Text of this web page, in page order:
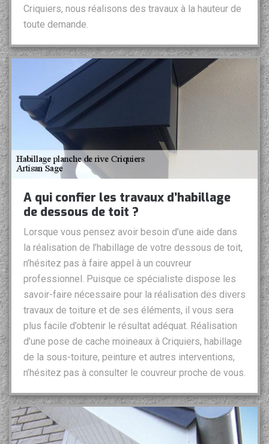
Criquiers, nous réalisons des travaux à la hauteur de
toute demande.
A qui confier les travaux d’habillage
de dessous de toit ?
Lorsque vous pensez avoir besoin d’une aide dans
la réalisation de l’habillage de votre dessous de toit,
n’hésitez pas à faire appel à un couvreur
professionnel. Puisque ce spécialiste dispose les
savoir-faire nécessaire pour la réalisation des divers
travaux de toiture et de ses éléments, il vous sera
plus facile d’obtenir le résultat adéquat. Réalisation
d’une pose de cache moineaux à Criquiers, habillage
de la sous-toiture, peinture et autres interventions,
n’hésitez pas à consulter le couvreur proche de vous.